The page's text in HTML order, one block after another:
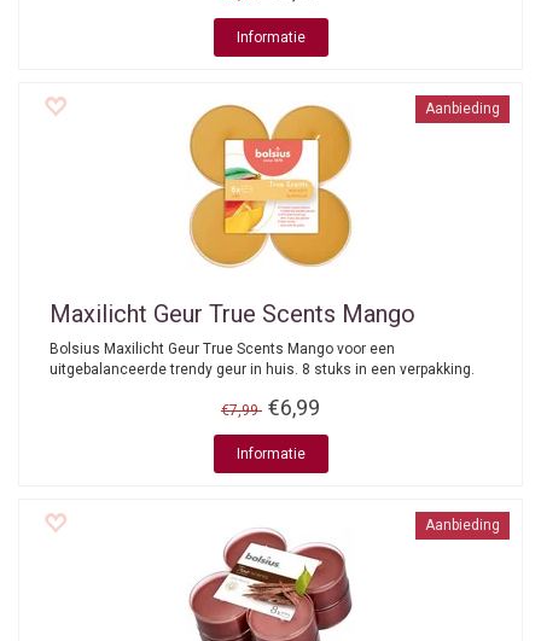
Informatie
Aanbieding
Maxilicht Geur True Scents Mango
Bolsius Maxilicht Geur True Scents Mango voor een
uitgebalanceerde trendy geur in huis. 8 stuks in een verpakking.
€7,99 €6,99
Informatie
Aanbieding